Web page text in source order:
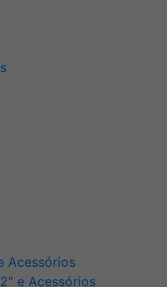
Acessórios
e Acessórios